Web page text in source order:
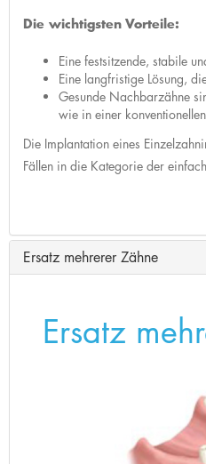
Die wichtigsten Vorteile:
Eine festsitzende, stabile
Eine langfristige Lösung,
Gesunde Nachbarzähne
wie in einer
Die Implantation eines
Fällen in die Kategorie der
Ersatz mehrerer Zähne
Ersatz